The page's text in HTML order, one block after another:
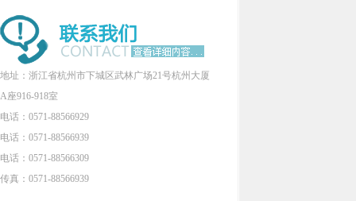
地址：浙江省杭州市下城区武林广场21号杭州大厦
A座916-918室
电话：0571-88566929
电话：0571-88566939
电话：0571-88566309
传真：0571-88566939